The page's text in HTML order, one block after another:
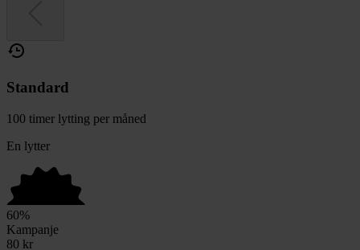
Standard
100 timer lytting per måned
En lytter
60%
Kampanje
80 kr